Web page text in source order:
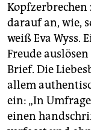
Kopfzerbrechen
darauf an, wie,
weiß Eva Wyss.
Freude
Brief. Die
allem
ein: „In
einen